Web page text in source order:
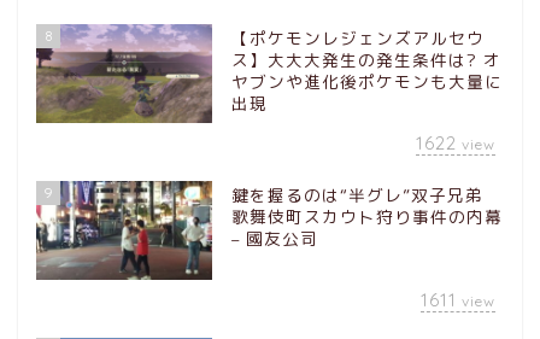
8
【ポケモンレジェンズアルセウ
ス】大大大発生の発生条件は? オ
ヤブンや進化後ポケモンも大量に
出現
1622 view
9
鍵を握るのは“半グレ”双子兄弟
歌舞伎町スカウト狩り事件の内幕
– 國友公司
1611 view